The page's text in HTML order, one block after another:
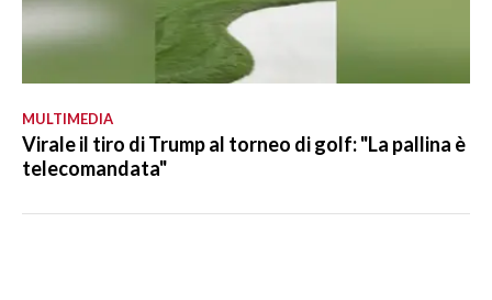
MULTIMEDIA
Virale il tiro di Trump al torneo di golf: "La pallina è
telecomandata"